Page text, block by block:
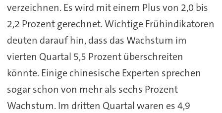
verzeichnen. Es wird mit einem Plus von 2,0 bis
2,2 Prozent gerechnet. Wichtige Frühindikatoren
deuten darauf hin, dass das Wachstum im
vierten Quartal 5,5 Prozent überschreiten
könnte. Einige chinesische Experten sprechen
sogar schon von mehr als sechs Prozent
Wachstum. Im dritten Quartal waren es 4,9